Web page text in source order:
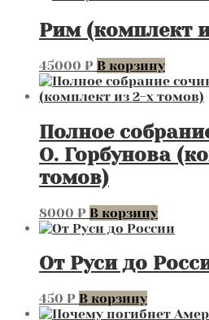
Рим (комплект
45000 ₽ В корзину
Полное
О. Горбунова
томов)
8000 ₽ В корзину
От Руси до
450 ₽ В корзину